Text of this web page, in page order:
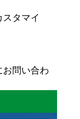
タマイ
問い合わ